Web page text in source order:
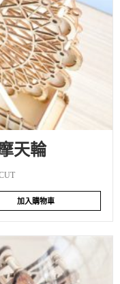
天輪
加入購物車